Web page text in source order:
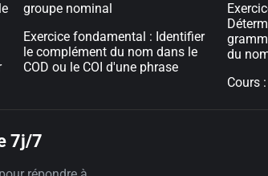
groupe nominal
Exercice fondamental : Identifier
le complément du nom dans le
COD ou le COI d'une phrase
du
Cours
7j/7